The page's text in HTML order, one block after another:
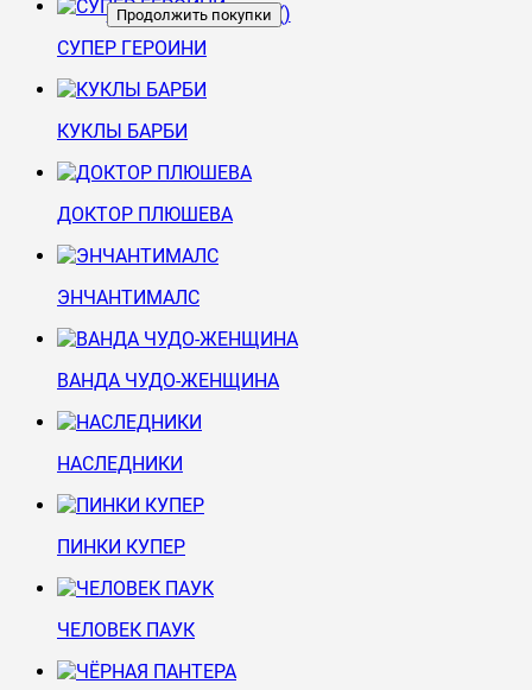
СУПЕР ГЕРОИНИ
КУКЛЫ БАРБИ
ДОКТОР ПЛЮШЕВА
ЭНЧАНТИМАЛС
ВАНДА ЧУДО-ЖЕНЩИНА
НАСЛЕДНИКИ
ПИНКИ КУПЕР
ЧЕЛОВЕК ПАУК
Перейти в корзину ()
Продолжить покупки